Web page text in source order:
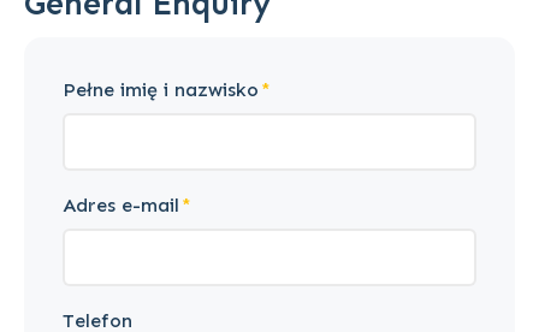
Pełne imię i nazwisko
Adres e-mail
Telefon